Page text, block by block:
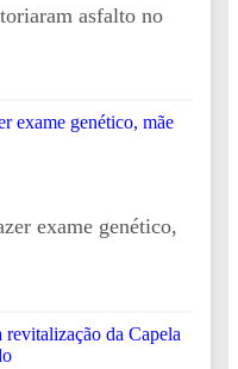
asfalto no
exame genético,